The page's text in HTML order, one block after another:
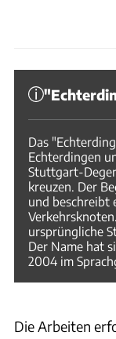
Das
Echterdingen
Stuttgart-
kreuzen. Der
und beschreibt
ursprüngliche
Der Name hat
2004 im
Die Arbeiten